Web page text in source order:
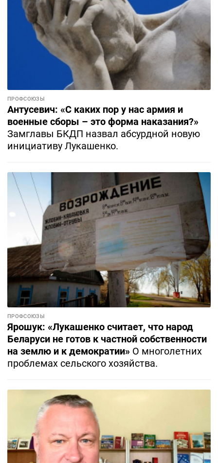
ПРОФСОЮЗЫ
Антусевич: «С каких пор у нас армия и
военные сборы – это форма наказания?»
Замглавы БКДП назвал абсурдной новую
инициативу Лукашенко.
ПРОФСОЮЗЫ
Ярошук: «Лукашенко считает, что народ
Беларуси не готов к частной собственности
на землю и к демократии» О многолетних
проблемах сельского хозяйства.